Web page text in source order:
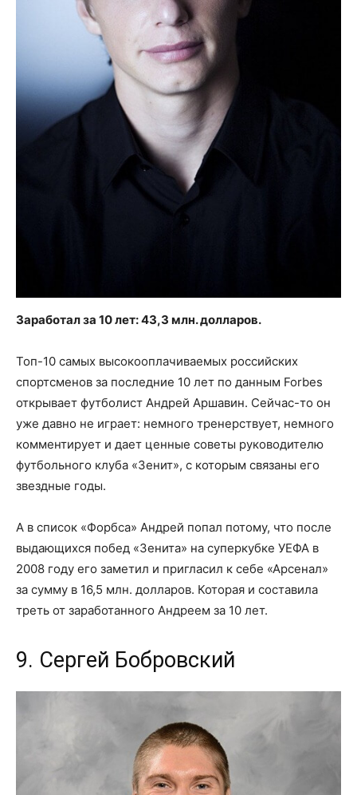
Заработал за 10 лет: 43,3 млн. долларов.
Топ-10 самых высокооплачиваемых российских
спортсменов за последние 10 лет по данным Forbes
открывает футболист Андрей Аршавин. Сейчас-то он
уже давно не играет: немного тренерствует, немного
комментирует и дает ценные советы руководителю
футбольного клуба «Зенит», с которым связаны его
звездные годы.
А в список «Форбса» Андрей попал потому, что после
выдающихся побед «Зенита» на суперкубке УЕФА в
2008 году его заметил и пригласил к себе «Арсенал»
за сумму в 16,5 млн. долларов. Которая и составила
треть от заработанного Андреем за 10 лет.
9. Сергей Бобровский